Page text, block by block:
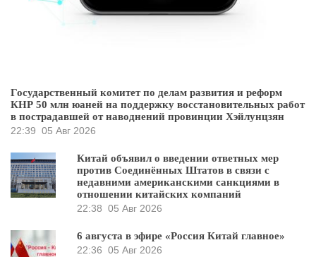
Государственный комитет по делам развития и реформ
КНР 50 млн юаней на поддержку восстановительных работ
в пострадавшей от наводнений провинции Хэйлунцзян
22:39 05 Авг 2026
Китай объявил о введении ответных мер
против Соединённых Штатов в связи с
недавними американскими санкциями в
отношении китайских компаний
22:38 05 Авг 2026
6 августа в эфире «Россия Китай главное»
22:36 05 Авг 2026